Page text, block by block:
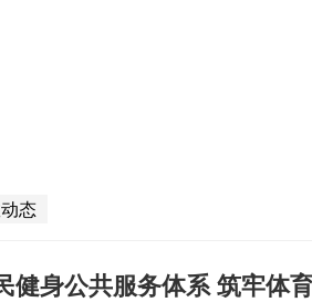
态
健身公共服务体系 筑牢体